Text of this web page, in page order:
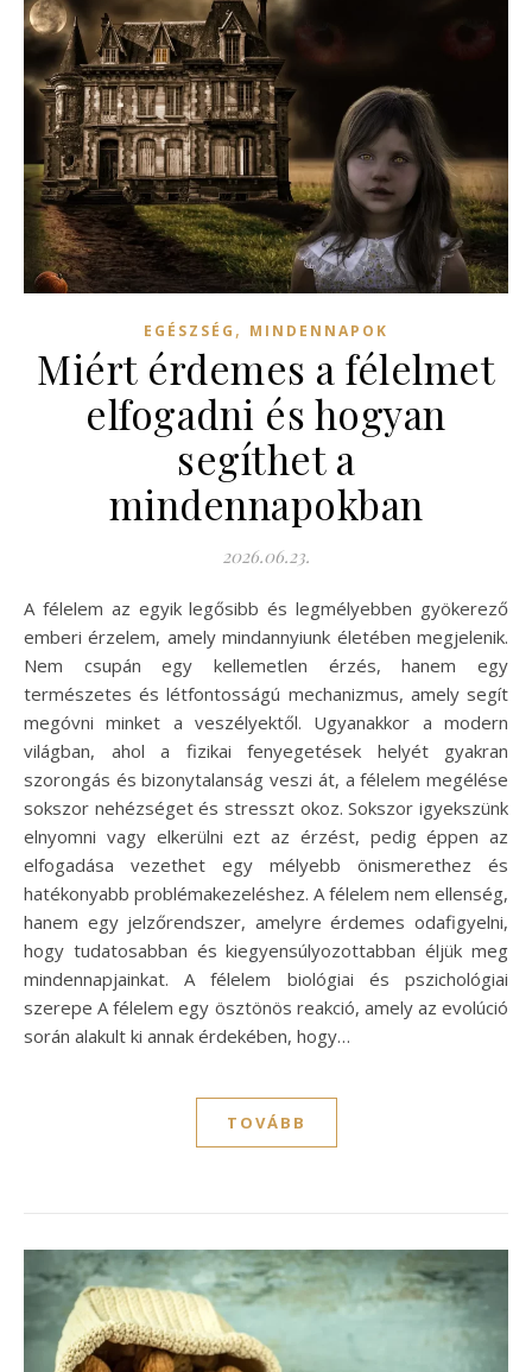
EGÉSZSÉG , MINDENNAPOK
Miért érdemes a félelmet
elfogadni és hogyan
segíthet a
mindennapokban
2026.06.23.
A félelem az egyik legősibb és legmélyebben gyökerező
emberi érzelem, amely mindannyiunk életében megjelenik.
Nem csupán egy kellemetlen érzés, hanem egy
természetes és létfontosságú mechanizmus, amely segít
megóvni minket a veszélyektől. Ugyanakkor a modern
világban, ahol a fizikai fenyegetések helyét gyakran
szorongás és bizonytalanság veszi át, a félelem megélése
sokszor nehézséget és stresszt okoz. Sokszor igyekszünk
elnyomni vagy elkerülni ezt az érzést, pedig éppen az
elfogadása vezethet egy mélyebb önismerethez és
hatékonyabb problémakezeléshez. A félelem nem ellenség,
hanem egy jelzőrendszer, amelyre érdemes odafigyelni,
hogy tudatosabban és kiegyensúlyozottabban éljük meg
mindennapjainkat. A félelem biológiai és pszichológiai
szerepe A félelem egy ösztönös reakció, amely az evolúció
során alakult ki annak érdekében, hogy…
TOVÁBB